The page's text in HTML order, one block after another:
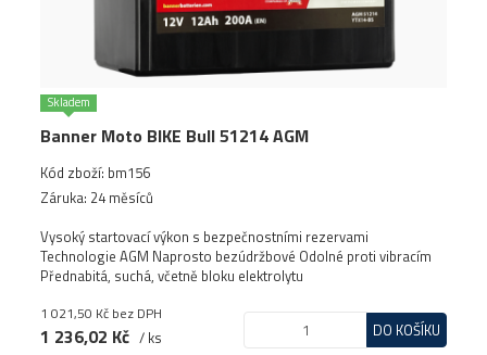
Skladem
Banner Moto BIKE Bull 51214 AGM
Kód zboží: bm156
Záruka: 24 měsíců
Vysoký startovací výkon s bezpečnostními rezervami
Technologie AGM Naprosto bezúdržbové Odolné proti vibracím
Přednabitá, suchá, včetně bloku elektrolytu
1 021,50 Kč bez DPH
1 236,02 Kč / ks DO KOŠÍKU